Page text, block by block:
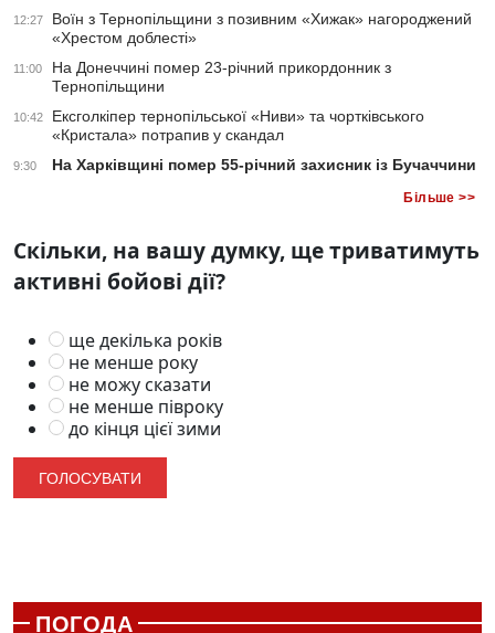
12:27
Воїн з Тернопільщини з позивним «Хижак» нагороджений
«Хрестом доблесті»
11:00
На Донеччині помер 23-річний прикордонник з
Тернопільщини
10:42
Ексголкіпер тернопільської «Ниви» та чортківського
«Кристала» потрапив у скандал
9:30 На Харківщині помер 55-річний захисник із Бучаччини
Більше >>
Скільки, на вашу думку, ще триватимуть
активні бойові дії?
ще декілька років
не менше року
не можу сказати
не менше півроку
до кінця цієї зими
ПОГОДА